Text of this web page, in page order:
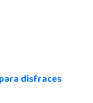
disfraces